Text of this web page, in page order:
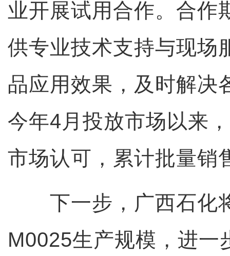
业开展试用合作。合作
供专业技术支持与现场
品应用效果，及时解决
今年4月投放市场以来
市场认可，累计批量销
下一步，广西石化
M0025生产规模，进一